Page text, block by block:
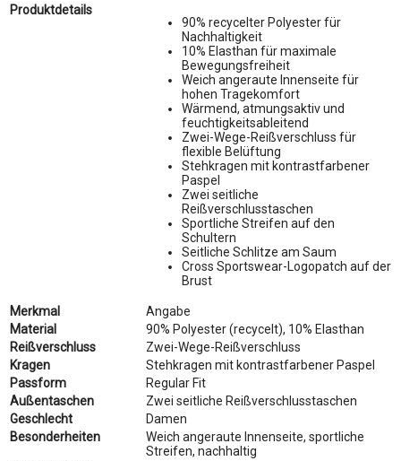
Produktdetails
90% recycelter Polyester für
Nachhaltigkeit
10% Elasthan für maximale
Bewegungsfreiheit
Weich angeraute Innenseite für
hohen Tragekomfort
Wärmend, atmungsaktiv und
feuchtigkeitsableitend
Zwei-Wege-Reißverschluss für
flexible Belüftung
Stehkragen mit kontrastfarbener
Paspel
Zwei seitliche
Reißverschlusstaschen
Sportliche Streifen auf den
Schultern
Seitliche Schlitze am Saum
Cross Sportswear-Logopatch auf der
Brust
Merkmal
Angabe
Material
90% Polyester (recycelt), 10% Elasthan
Reißverschluss
Zwei-Wege-Reißverschluss
Kragen
Stehkragen mit kontrastfarbener Paspel
Passform
Regular Fit
Außentaschen
Zwei seitliche Reißverschlusstaschen
Geschlecht
Damen
Besonderheiten
Weich angeraute Innenseite, sportliche
Streifen, nachhaltig